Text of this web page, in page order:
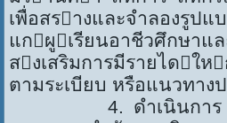
เพื่อสรางและจำลองรูป
แกผูเรียนอาชีวศึกษาแ
สงเสริมการมีรายไดให
ตามระเบียบ หรือแนวทาง
4. ดำเนินการ ส